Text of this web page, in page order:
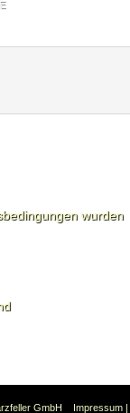
wurden
GmbH Impressum |